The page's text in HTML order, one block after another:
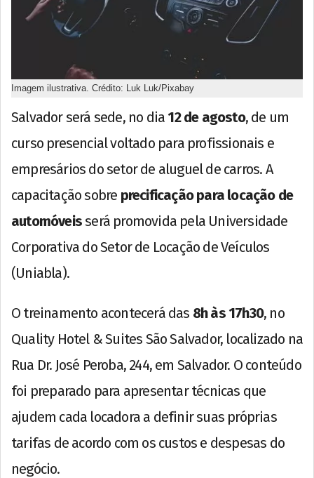
Imagem ilustrativa. Crédito: Luk Luk/Pixabay
Salvador será sede, no dia 12 de agosto, de um
curso presencial voltado para profissionais e
empresários do setor de aluguel de carros. A
capacitação sobre precificação para locação de
automóveisserá promovida pela Universidade
Corporativa do Setor de Locação de Veículos
(Uniabla).
O treinamento acontecerá das 8h às 17h30, no
Quality Hotel & Suites São Salvador, localizado na
Rua Dr. José Peroba, 244, em Salvador. O conteúdo
foi preparado para apresentar técnicas que
ajudem cada locadora a definir suas próprias
tarifas de acordo com os custos e despesas do
negócio.